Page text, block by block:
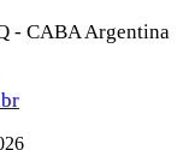
- CABA Argentina